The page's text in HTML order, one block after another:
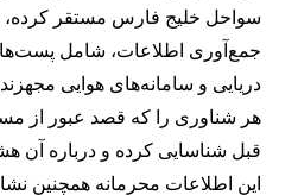
سواحل خلیج فارس مستقر کرده،
جمع‌آوری اطلاعات، شامل
دریایی و سامانه‌های هوایی
هر شناوری را که قصد عبور از
قبل شناسایی کرده و درباره آن
این اطلاعات محرمانه همچنین